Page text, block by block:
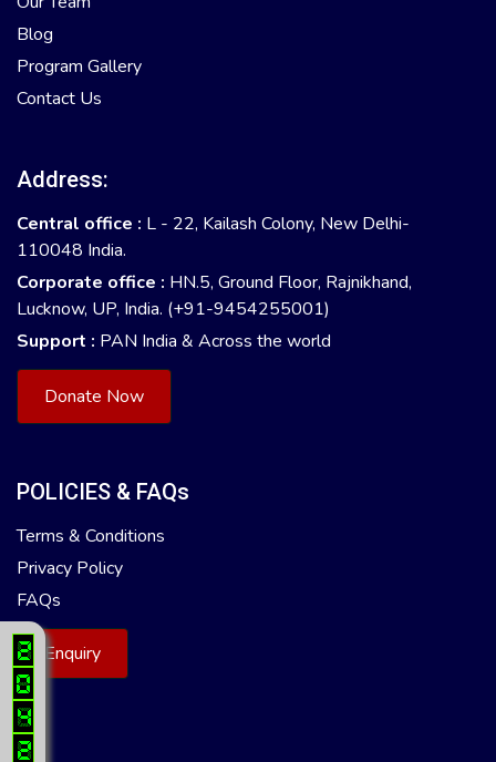
Blog
Program Gallery
Contact Us
Address:
Central office : L - 22, Kailash Colony, New Delhi-
110048 India.
Corporate office : HN.5, Ground Floor, Rajnikhand,
Lucknow, UP, India. (+91-9454255001)
Support : PAN India & Across the world
Donate Now
POLICIES & FAQs
Terms & Conditions
Privacy Policy
FAQs
Enquiry